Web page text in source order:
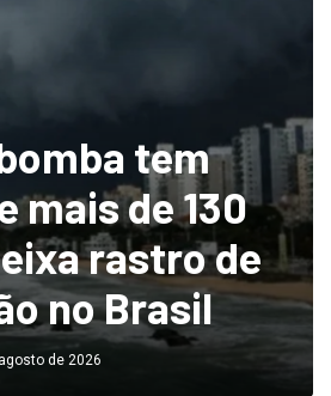
tem
mais de 130
rastro de
no Brasil
de 2026